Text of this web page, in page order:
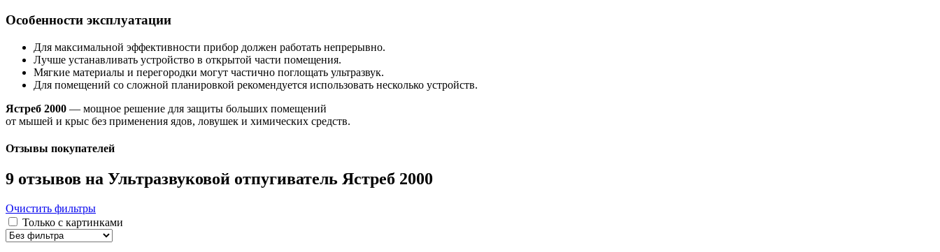
Особенности эксплуатации
Для максимальной эффективности прибор должен работать непрерывно.
Лучше устанавливать устройство в открытой части помещения.
Мягкие материалы и перегородки могут частично поглощать ультразвук.
Для помещений со сложной планировкой рекомендуется использовать несколько устройств.
Ястреб 2000 — мощное решение для защиты больших помещений
от мышей и крыс без применения ядов, ловушек и химических средств.
Отзывы покупателей
9 отзывов на Ультразвуковой отпугиватель Ястреб 2000
Очистить фильтры
Только с картинками